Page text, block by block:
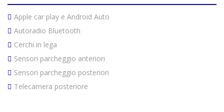
Apple car play e Android Auto
Autoradio Bluetooth
Cerchi in lega
Sensori parcheggio anteriori
Sensori parcheggio posteriori
Telecamera posteriore